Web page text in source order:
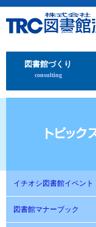
図書館づくり
consulting
イチオシ図書館イベント
図書館マナーブック